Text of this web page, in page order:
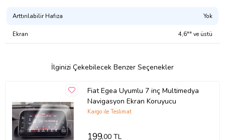
Neden Gerekli?
netlik ve işlevsellik sunarak araç içi deneyiminizi zenginleştirir.
ekranın performansını ve görünümünü etkileyebilir. Bu ekran
koruyucu, hem işlevselliği hem de şıklığı korurken ekranınızı dış
etkenlerden tamamen izole eder.
Jaecoo 7 Ekran Koruyucu 10.25 inç
Arttırılabilir Hafıza Yok
Ekran 4,6"" ve üstü
İlginizi Çekebilecek Benzer Seçenekler
Fiat Egea Uyumlu 7 inç Multimedya
Navigasyon Ekran Koruyucu
Kargo ile Teslimat
199,00 TL